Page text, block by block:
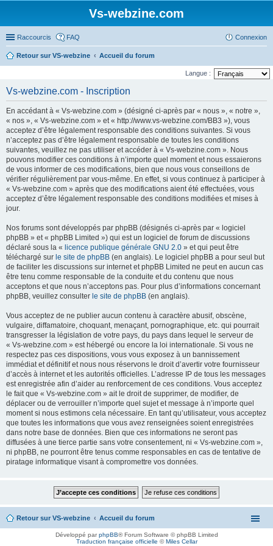
Vs-webzine.com
Raccourcis FAQ Connexion
Retour sur VS-webzine Accueil du forum
Langue :
Vs-webzine.com - Inscription
En accédant à « Vs-webzine.com » (désigné ci-après par « nous », « notre »,
« nos », « Vs-webzine.com » et « http://www.vs-webzine.com/BB3 »), vous
acceptez d’être légalement responsable des conditions suivantes. Si vous
n’acceptez pas d’être légalement responsable de toutes les conditions
suivantes, veuillez ne pas utiliser et accéder à « Vs-webzine.com ». Nous
pouvons modifier ces conditions à n’importe quel moment et nous essaierons
de vous informer de ces modifications, bien que nous vous conseillons de
vérifier régulièrement par vous-même. En effet, si vous continuez à participer à
« Vs-webzine.com » après que des modifications aient été effectuées, vous
acceptez d’être légalement responsable des conditions modifiées et mises à
jour.
Nos forums sont développés par phpBB (désignés ci-après par « logiciel
phpBB » et « phpBB Limited ») qui est un logiciel de forum de discussions
déclaré sous la « licence publique générale GNU 2.0 » et qui peut être
téléchargé sur le site de phpBB (en anglais). Le logiciel phpBB a pour seul but
de faciliter les discussions sur internet et phpBB Limited ne peut en aucun cas
être tenu comme responsable de la conduite et du contenu que nous
acceptons et que nous n’acceptons pas. Pour plus d’informations concernant
phpBB, veuillez consulter le site de phpBB (en anglais).
Vous acceptez de ne publier aucun contenu à caractère abusif, obscène,
vulgaire, diffamatoire, choquant, menaçant, pornographique, etc. qui pourrait
transgresser la législation de votre pays, du pays dans lequel le serveur de
« Vs-webzine.com » est hébergé ou encore la loi internationale. Si vous ne
respectez pas ces dispositions, vous vous exposez à un bannissement
immédiat et définitif et nous nous réservons le droit d’avertir votre fournisseur
d’accès à internet et les autorités officielles. L’adresse IP de tous les messages
est enregistrée afin d’aider au renforcement de ces conditions. Vous acceptez
le fait que « Vs-webzine.com » ait le droit de supprimer, de modifier, de
déplacer ou de verrouiller n’importe quel sujet et message à n’importe quel
moment si nous estimons cela nécessaire. En tant qu’utilisateur, vous acceptez
que toutes les informations que vous avez renseignées soient enregistrées
dans notre base de données. Bien que ces informations ne seront pas
diffusées à une tierce partie sans votre consentement, ni « Vs-webzine.com »,
ni phpBB, ne pourront être tenus comme responsables en cas de tentative de
piratage informatique visant à compromettre vos données.
Retour sur VS-webzine Accueil du forum
Développé parphpBB® Forum Software © phpBB Limited
Traduction française officielle ©Miles Cellar